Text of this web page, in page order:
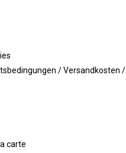
/ Versandkosten /
carte